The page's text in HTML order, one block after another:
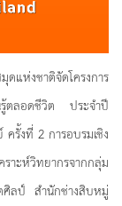
แห่งชาติจัดโครงการ
รู้ตลอดชีวิต ประจำปี
รั้งที่ 2 การอบรมเชิง
าะห์วิทยากรจากกลุ่ม
ศิลป์ สำนักช่างสิบหมู่